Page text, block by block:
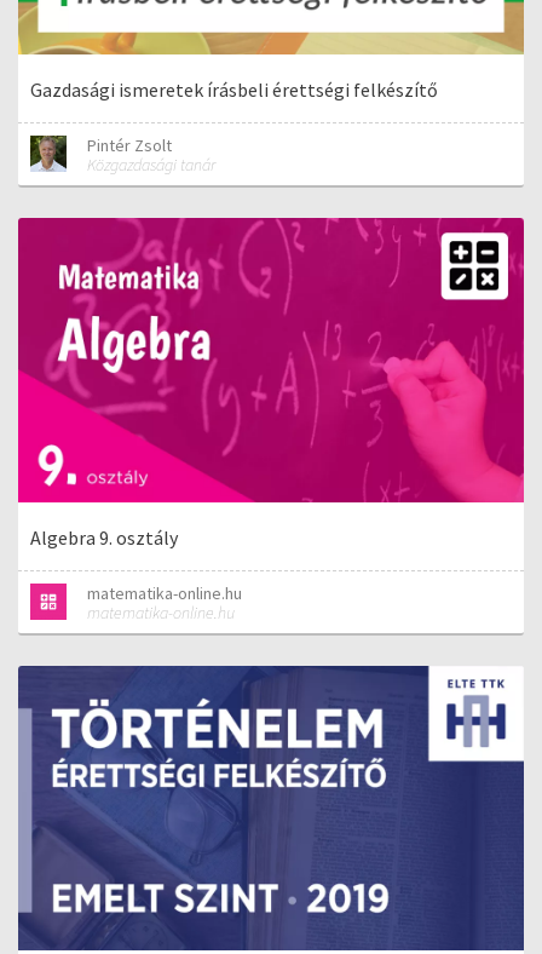
Gazdasági ismeretek írásbeli érettségi felkészítő
Pintér Zsolt
Közgazdasági tanár
Algebra 9. osztály
matematika-online.hu
matematika-online.hu